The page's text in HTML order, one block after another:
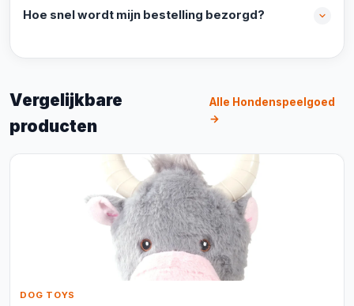
Hoe snel wordt mijn bestelling bezorgd?
Vergelijkbare
producten
Alle Hondenspeelgoed
→
DOG TOYS